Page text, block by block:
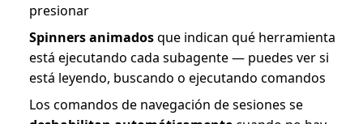
presionar
Spinners animadosque indican qué herramienta
está ejecutando cada subagente — puedes ver si
está leyendo, buscando o ejecutando comandos
Los comandos de navegación de sesiones se